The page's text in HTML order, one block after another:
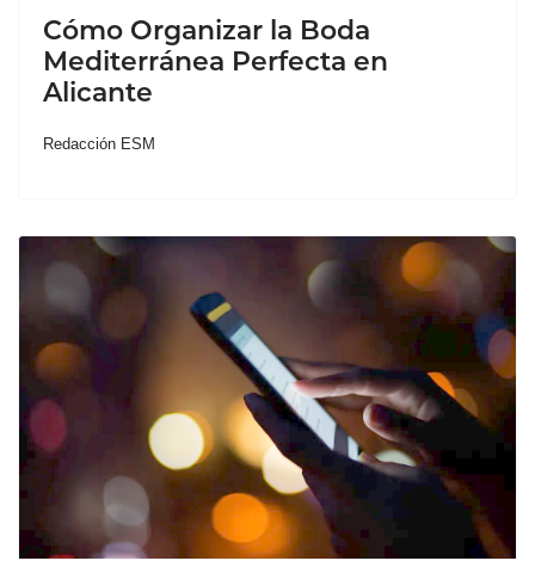
Cómo Organizar la Boda
Mediterránea Perfecta en
Alicante
Redacción ESM